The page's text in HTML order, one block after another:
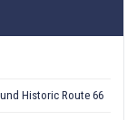
Historic Route 66